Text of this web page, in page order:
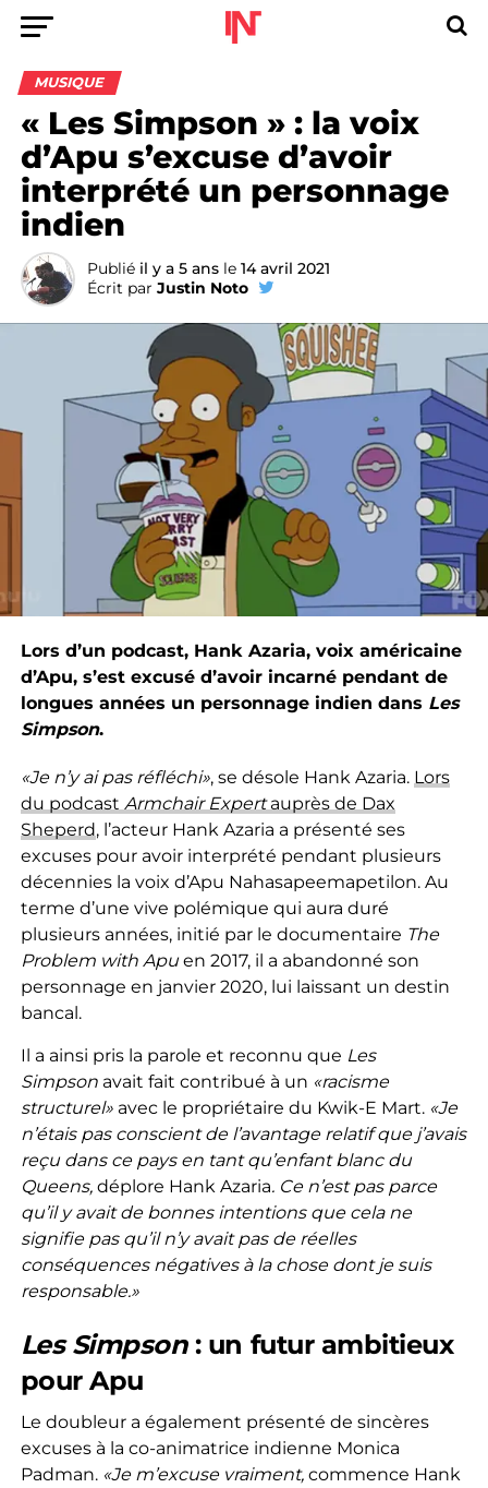
MUSIQUE
« Les Simpson » : la voix
d’Apu s’excuse d’avoir
interprété un personnage
indien
Publié il y a 5 ans le 14 avril 2021
Écrit par Justin Noto
Lors d’un podcast, Hank Azaria, voix américaine
d’Apu, s’est excusé d’avoir incarné pendant de
longues années un personnage indien dans Les
Simpson.
«Je n’y ai pas réfléchi», se désole Hank Azaria. Lors
du podcast Armchair Expertauprès de Dax
Sheperd, l’acteur Hank Azaria a présenté ses
excuses pour avoir interprété pendant plusieurs
décennies la voix d’Apu Nahasapeemapetilon. Au
terme d’une vive polémique qui aura duré
plusieurs années, initié par le documentaire The
Problem with Apu en 2017, il a abandonné son
personnage en janvier 2020, lui laissant un destin
bancal.
Il a ainsi pris la parole et reconnu que Les
Simpson avait fait contribué à un «racisme
structurel»avec le propriétaire du Kwik-E Mart. «Je
n’étais pas conscient de l’avantage relatif que j’avais
reçu dans ce pays en tant qu’enfant blanc du
Queens, déplore Hank Azaria. Ce n’est pas parce
qu’il y avait de bonnes intentions que cela ne
signifie pas qu’il n’y avait pas de réelles
conséquences négatives à la chose dont je suis
responsable.»
Les Simpson: un futur ambitieux
pour Apu
Le doubleur a également présenté de sincères
excuses à la co-animatrice indienne Monica
Padman. «Je m’excuse vraiment, commence Hank